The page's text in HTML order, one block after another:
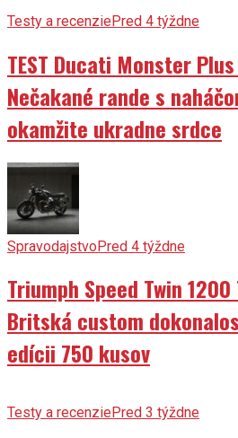
Testy a recenziePred 4 týždne
TEST Ducati Monster
Nečakané rande s
okamžite ukradne srdce
SpravodajstvoPred 4 týždne
Triumph Speed Twin
Britská custom
edícii 750 kusov
Testy a recenziePred 3 týždne